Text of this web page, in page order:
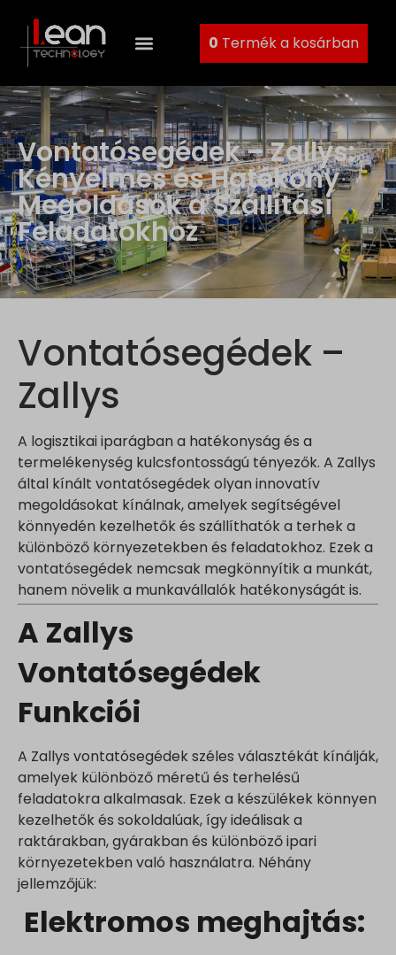
0 Termék a kosárban
Vontatósegédek – Zallys:
Kényelmes és Hatékony
Megoldások a Szállítási
Feladatokhoz
Vontatósegédek –
Zallys
A logisztikai iparágban a hatékonyság és a
termelékenység kulcsfontosságú tényezők. A Zallys
által kínált vontatósegédek olyan innovatív
megoldásokat kínálnak, amelyek segítségével
könnyedén kezelhetők és szállíthatók a terhek a
különböző környezetekben és feladatokhoz. Ezek a
vontatósegédek nemcsak megkönnyítik a munkát,
hanem növelik a munkavállalók hatékonyságát is.
A Zallys
Vontatósegédek
Funkciói
A Zallys vontatósegédek széles választékát kínálják,
amelyek különböző méretű és terhelésű
feladatokra alkalmasak. Ezek a készülékek könnyen
kezelhetők és sokoldalúak, így ideálisak a
raktárakban, gyárakban és különböző ipari
környezetekben való használatra. Néhány
jellemzőjük:
Elektromos meghajtás: